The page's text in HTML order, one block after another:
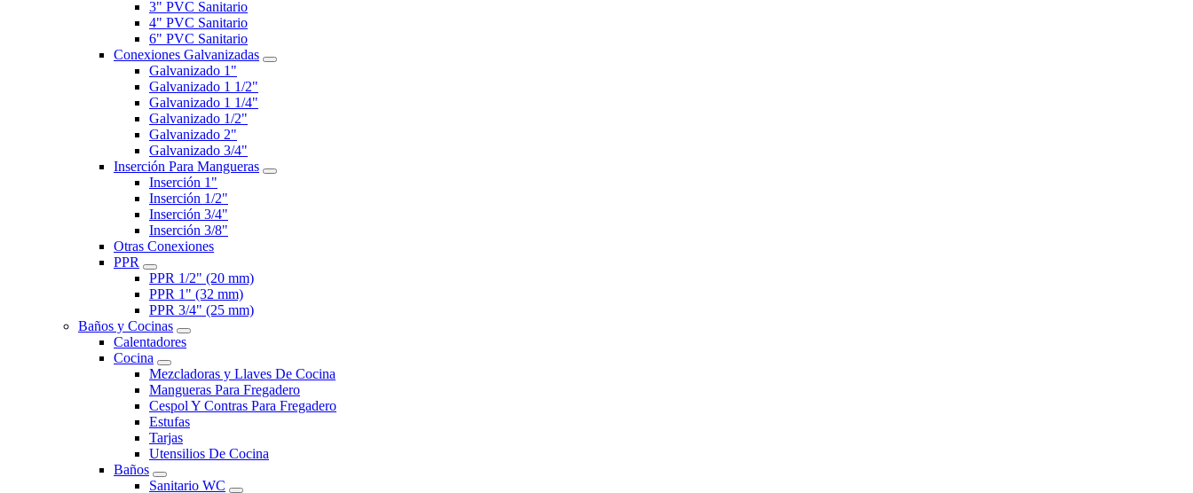
3" PVC Sanitario
4" PVC Sanitario
6" PVC Sanitario
Conexiones Galvanizadas
Galvanizado 1"
Galvanizado 1 1/2"
Galvanizado 1 1/4"
Galvanizado 1/2"
Galvanizado 2"
Galvanizado 3/4"
Inserción Para Mangueras
Inserción 1"
Inserción 1/2"
Inserción 3/4"
Inserción 3/8"
Otras Conexiones
PPR
PPR 1/2" (20 mm)
PPR 1" (32 mm)
PPR 3/4" (25 mm)
Baños y Cocinas
Calentadores
Cocina
Mezcladoras y Llaves De Cocina
Mangueras Para Fregadero
Cespol Y Contras Para Fregadero
Estufas
Tarjas
Utensilios De Cocina
Baños
Sanitario WC